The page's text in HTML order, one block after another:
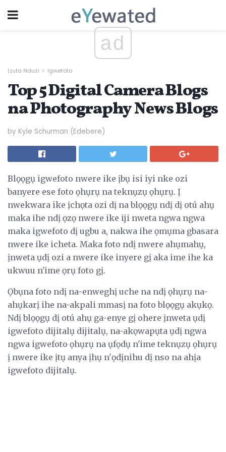
ad
Ịzụta Nduzi Igwefoto
Top 5 Digital Camera Blogs
na Photography News Blogs
by Kyle Schurman (Edebere)
Blọọgụ igwefoto nwere ike ịbụ isi iyi nke ozi
banyere ese foto ọhụrụ na teknụzụ ọhụrụ. Ị
nwekwara ike ịchọta ozi dị na blọọgụ ndị dị otú ahụ
maka ihe ndị ọzọ nwere ike iji nweta ngwa ngwa
maka igwefoto dị ugbu a, nakwa ihe ọmụma gbasara
nwere ike icheta. Maka foto ndị nwere ahụmahụ,
ịnweta ụdị ozi a nwere ike inyere gị aka ime ihe ka
ukwuu n'ime ọrụ foto gị.
Ọbụna foto ndị na-enweghị uche na ndị ọhụrụ na-
ahụkarị ihe na-akpali mmasị na foto blọọgụ akụkọ.
Ndị blọọgụ dị otú ahụ ga-enye gị ohere ịnweta ụdị
igwefoto dijitalụ dijitalụ, na-akọwapụta ụdị ngwa
ngwa igwefoto ọhụrụ na ụfọdụ n'ime teknụzụ ọhụrụ
ị nwere ike ịtụ anya ịhụ n'ọdịnihu dị nso na ahịa
igwefoto dijitalụ.